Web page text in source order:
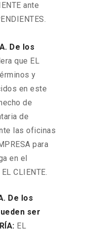
ante
De los
que EL
y
en este
de
de
las oficinas
para
en el
CLIENTE.
De los
ser
EL